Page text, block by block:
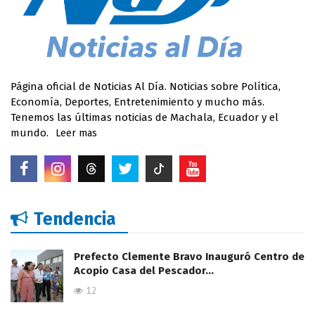
Página oficial de Noticias Al Día. Noticias sobre Política,
Economía, Deportes, Entretenimiento y mucho más.
Tenemos las últimas noticias de Machala, Ecuador y el
mundo.
Leer mas
Tendencia
Prefecto Clemente Bravo Inauguró Centro de
Acopio Casa del Pescador…
12